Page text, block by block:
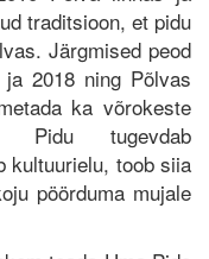
traditsioon, et pidu
Järgmised peod
2018 ning Põlvas
ka võrokeste
Pidu tugevdab
kultuurielu, toob siia
pöörduma mujale